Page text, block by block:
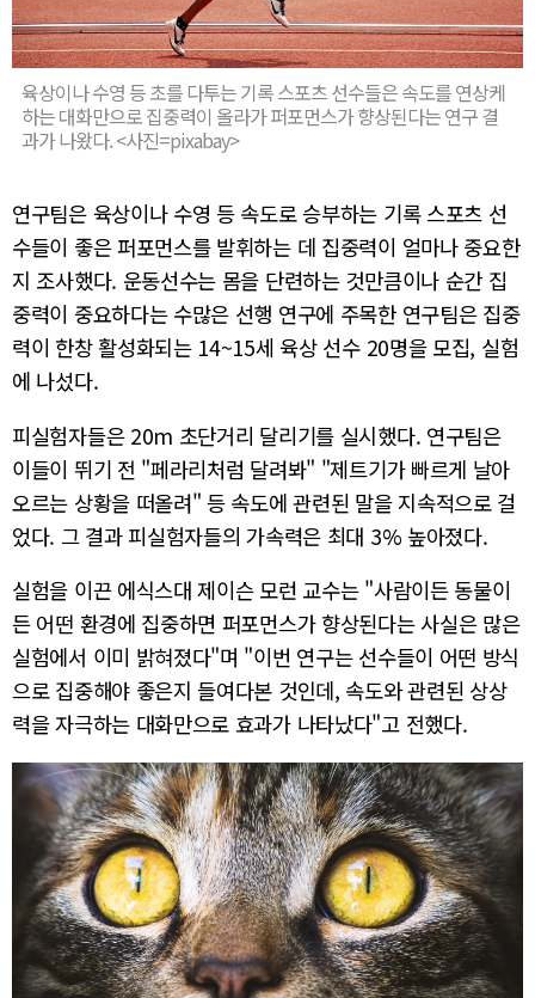
육상이나 수영 등 초를 다투는 기록 스포츠 선수들은 속도를 연상케
하는 대화만으로 집중력이 올라가 퍼포먼스가 향상된다는 연구 결
과가 나왔다. <사진=pixabay>
연구팀은 육상이나 수영 등 속도로 승부하는 기록 스포츠 선
수들이 좋은 퍼포먼스를 발휘하는 데 집중력이 얼마나 중요한
지 조사했다. 운동선수는 몸을 단련하는 것만큼이나 순간 집
중력이 중요하다는 수많은 선행 연구에 주목한 연구팀은 집중
력이 한창 활성화되는 14~15세 육상 선수 20명을 모집, 실험
에 나섰다.
피실험자들은 20m 초단거리 달리기를 실시했다. 연구팀은
이들이 뛰기 전 "페라리처럼 달려봐" "제트기가 빠르게 날아
오르는 상황을 떠올려" 등 속도에 관련된 말을 지속적으로 걸
었다. 그 결과 피실험자들의 가속력은 최대 3% 높아졌다.
실험을 이끈 에식스대 제이슨 모런 교수는 "사람이든 동물이
든 어떤 환경에 집중하면 퍼포먼스가 향상된다는 사실은 많은
실험에서 이미 밝혀졌다"며 "이번 연구는 선수들이 어떤 방식
으로 집중해야 좋은지 들여다본 것인데, 속도와 관련된 상상
력을 자극하는 대화만으로 효과가 나타났다"고 전했다.